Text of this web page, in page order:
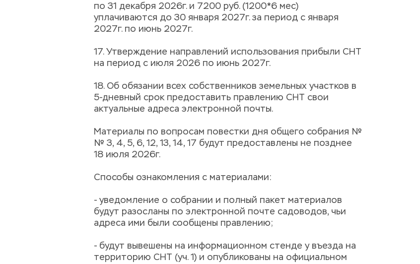
по 31 декабря 2026г. и 7200 руб. (1200*6 мес)
уплачиваются до 30 января 2027г. за период с января
2027г. по июнь 2027г.
17. Утверждение направлений использования прибыли СНТ
на период с июля 2026 по июнь 2027г.
18. Об обязании всех собственников земельных участков в
5-дневный срок предоставить правлению СНТ свои
актуальные адреса электронной почты.
Материалы по вопросам повестки дня общего собрания №
№ 3, 4, 5, 6, 12, 13, 14, 17 будут предоставлены не позднее
18 июля 2026г.
Способы ознакомления с материалами:
- уведомление о собрании и полный пакет материалов
будут разосланы по электронной почте садоводов, чьи
адреса ими были сообщены правлению;
- будут вывешены на информационном стенде у въезда на
территорию СНТ (уч. 1) и опубликованы на официальном